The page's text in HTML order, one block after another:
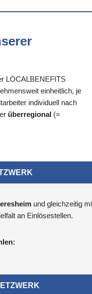
LOCALBENEFITS
einheitlich, je
individuell nach
überregional (=
und gleichzeitig
an Einlösestellen.